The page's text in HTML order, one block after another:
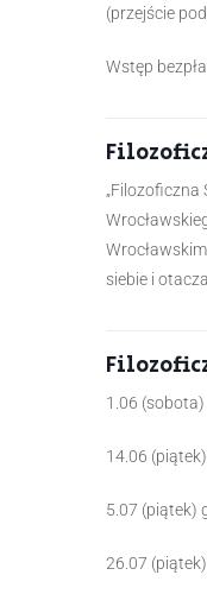
(przejście
Wstęp
„Filozoficzna
siebie i
1.06 (sobota)
14.06
5.07 (piątek)
26.07